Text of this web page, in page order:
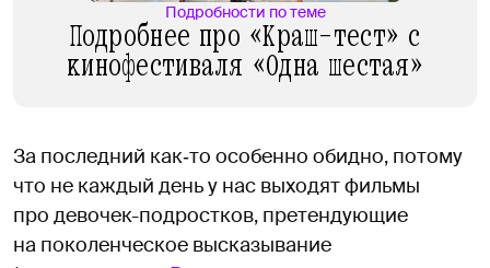
Подробности по теме
Подробнее про «Краш-тест» с
кинофестиваля «Одна шестая»
За последний как‑то особенно обидно, потому
что не каждый день у нас выходят фильмы
про девочек-подростков, претендующие
на поколенческое высказывание